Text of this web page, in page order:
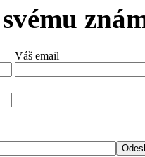
Váš email